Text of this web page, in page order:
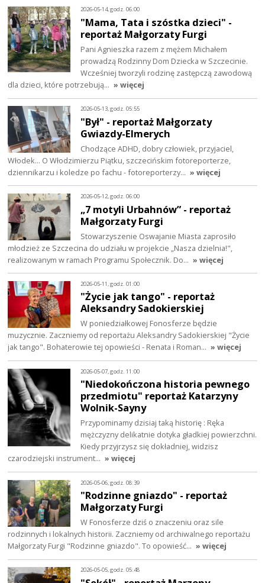
2026-05-14, godz. 06:00
"Mama, Tata i szóstka dzieci" -
reportaż Małgorzaty Furgi
Pani Agnieszka razem z mężem Michałem
prowadzą Rodzinny Dom Dziecka w Szczecinie.
Wcześniej tworzyli rodzinę zastępczą zawodową
dla dzieci, które potrzebują… » więcej
2026-05-13, godz. 05:55
"Był" - reportaż Małgorzaty
Gwiazdy-Elmerych
Chodzące ADHD, dobry człowiek, przyjaciel,
Włodek... O Włodzimierzu Piątku, szczecińskim fotoreporterze,
dziennikarzu i koledze po fachu - fotoreporterzy… » więcej
2026-05-12, godz. 06:00
„7 motyli Urbahnów” - reportaż
Małgorzaty Furgi
Stowarzyszenie Oswajanie Miasta zaprosiło
młodzież ze Szczecina do udziału w projekcie „Nasza dzielnia!",
realizowanym w ramach Programu Społecznik. Do… » więcej
2026-05-11, godz. 01:00
"Życie jak tango" - reportaż
Aleksandry Sadokierskiej
W poniedziałkowej Fonosferze będzie
muzycznie. Zaczniemy od reportażu Aleksandry Sadokierskiej "Życie
jak tango". Bohaterowie tej opowieści - Renata i Roman… » więcej
2026-05-07, godz. 11:00
"Niedokończona historia pewnego
przedmiotu" reportaż Katarzyny
Wolnik-Sayny
Przypominamy dzisiaj taką historię : Ręka
mężczyzny delikatnie dotyka gładkiej powierzchni.
Kiedy przyjrzysz się dokładniej, widzisz
czarodziejski instrument… » więcej
2026-05-06, godz. 08:39
"Rodzinne gniazdo" - reportaż
Małgorzaty Furgi
W Fonosferze dziś o znaczeniu oraz sile
rodzinnych i lokalnych historii. Zaczniemy od archiwalnego reportażu
Małgorzaty Furgi "Rodzinne gniazdo". To opowieść… » więcej
2026-05-05, godz. 05:48